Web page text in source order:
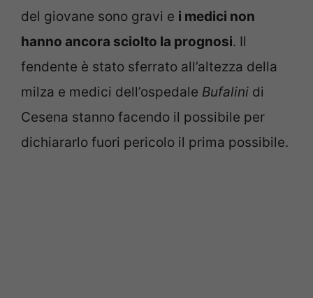
del giovane sono gravi e i medici non
hanno ancora sciolto la prognosi. Il
fendente è stato sferrato all’altezza della
milza e medici dell’ospedale Bufalini di
Cesena stanno facendo il possibile per
dichiararlo fuori pericolo il prima possibile.